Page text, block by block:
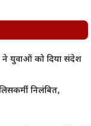
ने युवाओं को दिया संदेश
निलंबित,